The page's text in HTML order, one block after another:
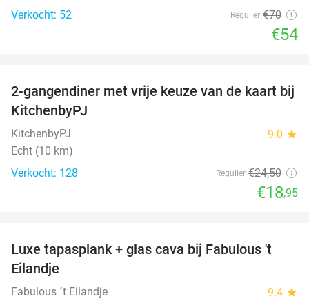
Verkocht: 52
Regulier €70
€54
23%
2-gangendiner met vrije keuze van de kaart bij
KitchenbyPJ
KitchenbyPJ 9.0 star
Echt (10 km)
Verkocht: 128
Regulier €24,50
€18,95
28%
Luxe tapasplank + glas cava bij Fabulous 't
Eilandje
Fabulous ´t Eilandje 9.4 star